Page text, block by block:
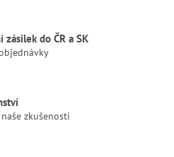
zásilek do ČR a SK
zkušenosti